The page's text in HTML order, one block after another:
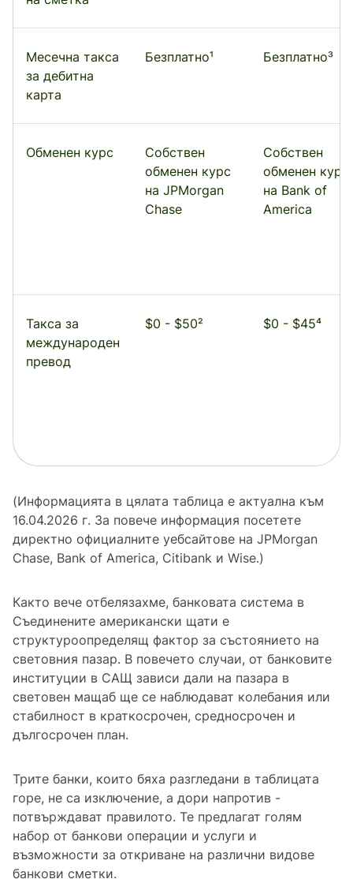
Месечна такса
за дебитна
карта
Безплатно¹ Безплатно³
Обменен курс
Собствен
обменен курс
на JPMorgan
Chase
Собствен
обменен курс
на Bank of
America
Такса за
международен
превод
$0 - $50² $0 - $45⁴
(Информацията в цялата таблица е актуална към
16.04.2026 г. За повече информация посетете
директно официалните уебсайтове на JPMorgan
Chase, Bank of America, Citibank и Wise.)
Както вече отбелязахме, банковата система в
Съединените американски щати е
структуроопределящ фактор за състоянието на
световния пазар. В повечето случаи, от банковите
институции в САЩ зависи дали на пазара в
световен мащаб ще се наблюдават колебания или
стабилност в краткосрочен, средносрочен и
дългосрочен план.
Трите банки, които бяха разгледани в таблицата
горе, не са изключение, а дори напротив -
потвърждават правилото. Те предлагат голям
набор от банкови операции и услуги и
възможности за откриване на различни видове
банкови сметки.